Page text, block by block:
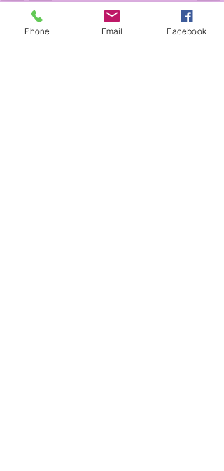
Posts récents Voir tout
Phone Email Facebook